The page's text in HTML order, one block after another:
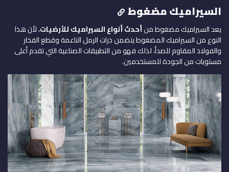
السيراميك مضغوط
يعد السيراميك مضغوط منأحدث أنواع السيراميك للأرضيات، لأن هذا
النوع من السيراميك المضغوط يتضمن ذرات الرمل الناعمة وقطع الفخار
والفولاذ المقاوم للصدأ، لذلك فهو من التطبيقات الصناعية التي تقدم أعلى
مستويات من الجودة للمستخدمين.